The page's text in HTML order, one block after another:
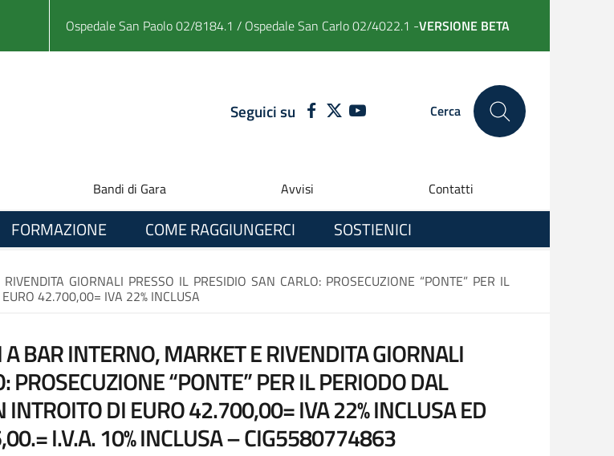
Ospedale San Paolo 02/8184.1 / Ospedale San Carlo 02/4022.1 -VERSIONE BETA
Seguici suFACEBOOK
TWITTERYOUTUBE Cerca
Bandi di Gara Avvisi Contatti
FORMAZIONE COME RAGGIUNGERCI SOSTIENICI
GIORNALI PRESSO IL PRESIDIO SAN CARLO: PROSECUZIONE “PONTE” PER IL
42.700,00= IVA 22% INCLUSA
BAR INTERNO, MARKET E RIVENDITA GIORNALI
PROSECUZIONE “PONTE” PER IL PERIODO DAL
DI EURO 42.700,00= IVA 22% INCLUSA ED
I.V.A. 10% INCLUSA – CIG5580774863